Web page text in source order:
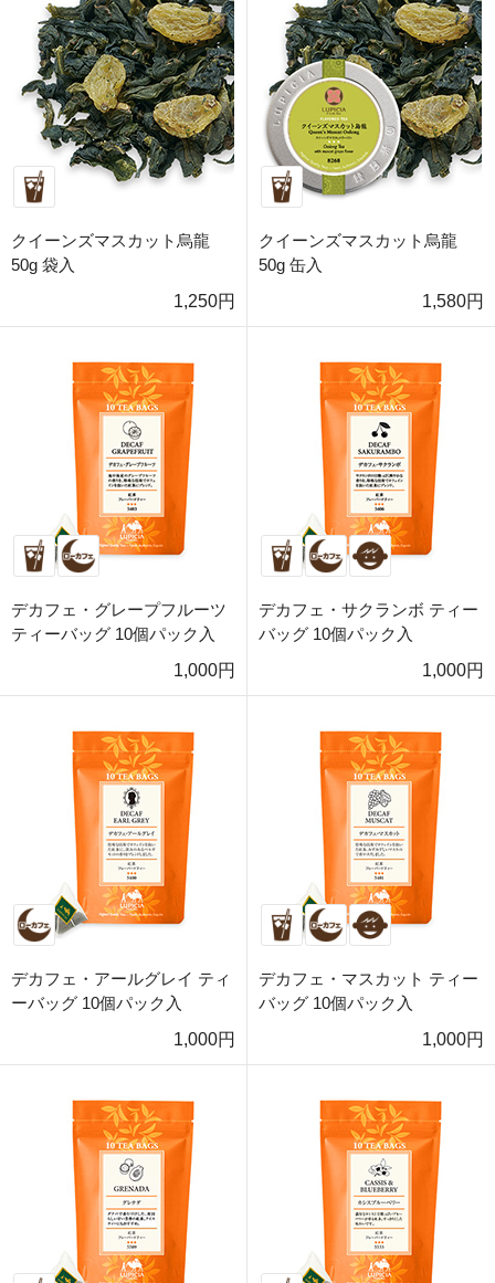
クイーンズマスカット烏龍
50g 袋入
1,250円
クイーンズマスカット烏龍
50g 缶入
1,580円
デカフェ・グレープフルーツ
ティーバッグ 10個パック入
1,000円
デカフェ・サクランボ ティー
バッグ 10個パック入
1,000円
デカフェ・アールグレイ ティ
ーバッグ 10個パック入
1,000円
デカフェ・マスカット ティー
バッグ 10個パック入
1,000円